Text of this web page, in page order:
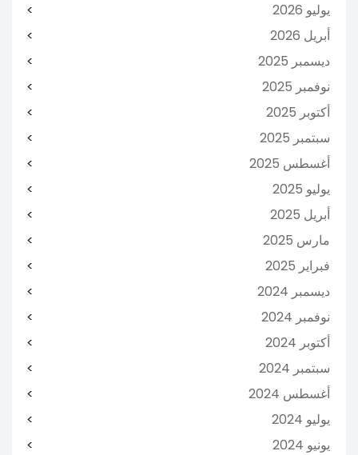
يوليو 2026
أبريل 2026
ديسمبر 2025
نوفمبر 2025
أكتوبر 2025
سبتمبر 2025
أغسطس 2025
يوليو 2025
أبريل 2025
مارس 2025
فبراير 2025
ديسمبر 2024
نوفمبر 2024
أكتوبر 2024
سبتمبر 2024
أغسطس 2024
يوليو 2024
يونيو 2024